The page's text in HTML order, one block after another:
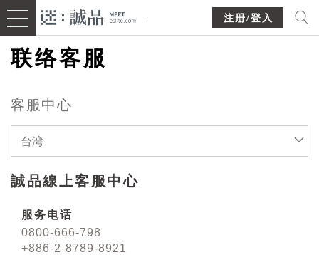
注册/登入
联络客服
客服中心
台湾
誠品線上客服中心
服务电话
0800-666-798
+886-2-8789-8921